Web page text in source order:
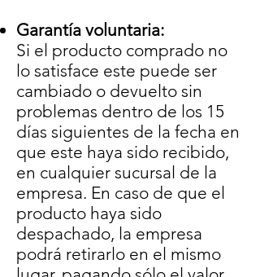
Garantía voluntaria:
Si el producto comprado no
lo satisface este puede ser
cambiado o devuelto sin
problemas dentro de los 15
días siguientes de la fecha en
que este haya sido recibido,
en cualquier sucursal de la
empresa. En caso de que el
producto haya sido
despachado, la empresa
podrá retirarlo en el mismo